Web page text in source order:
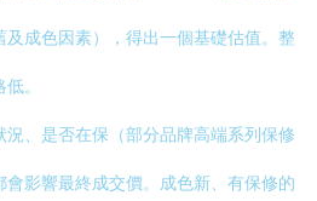
成色因素），得出一個基礎估值。整
。
況、是否在保（部分品牌高端系列保修
影響最終成交價。成色新、有保修的